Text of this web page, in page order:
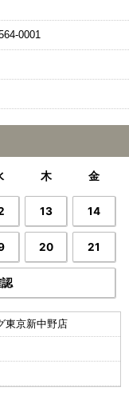
0001
木 金
13 14
20 21
東京新中野店